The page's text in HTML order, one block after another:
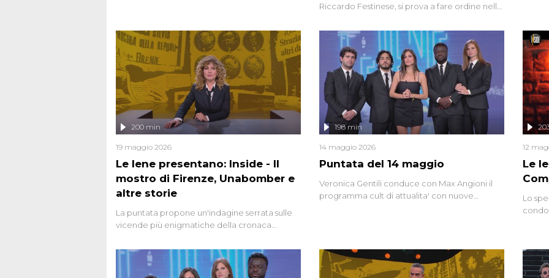
Riccardo Festinese, si prova a fare ordine nella
continuano a emergere attorno a una delle
vicende giudiziarie più discusse degli ultimi
anni. Lo speciale ricostruisce la vicenda
mettendo in fila testimonianze, errori, dettagli
controversi e i protagonisti di un'indagine che
sembra non avere fine.
Le Iene presentano: Inside - Il
mostro di Firenze, Unabomber e
altre storie
200 min
19 maggio 2026
La puntata propone un'indagine serrata sulle
vicende più enigmatiche della cronaca
seriale responsabile di decine di attentati tra
gli anni '90 e il 2000 che, inquietantemente,
potrebbe essere ancora in libertà. Lo speciale
Puntata del 14 maggio
198 min
14 maggio 2026
Veronica Gentili conduce con Max Angioni il
programma cult di attualita' con nuove
Le
12
Lo